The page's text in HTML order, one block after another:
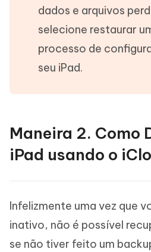
dados e arquivos
selecione restaurar
processo de
seu iPad.
Maneira 2. Como
iPad usando o
Infelizmente uma vez que
inativo, não é possível
se não tiver feito um